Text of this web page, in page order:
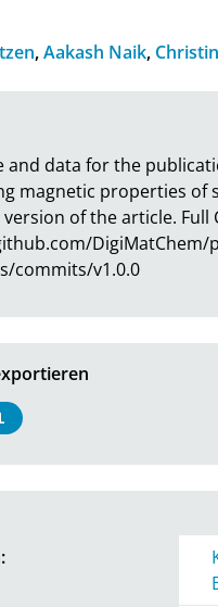
,Aakash Naik,
and data for the
magnetic properties of
of the article. Full
DigiMatChem/
commits/v1.0.0